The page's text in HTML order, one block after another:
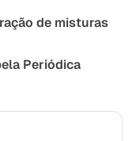
de misturas
Periódica